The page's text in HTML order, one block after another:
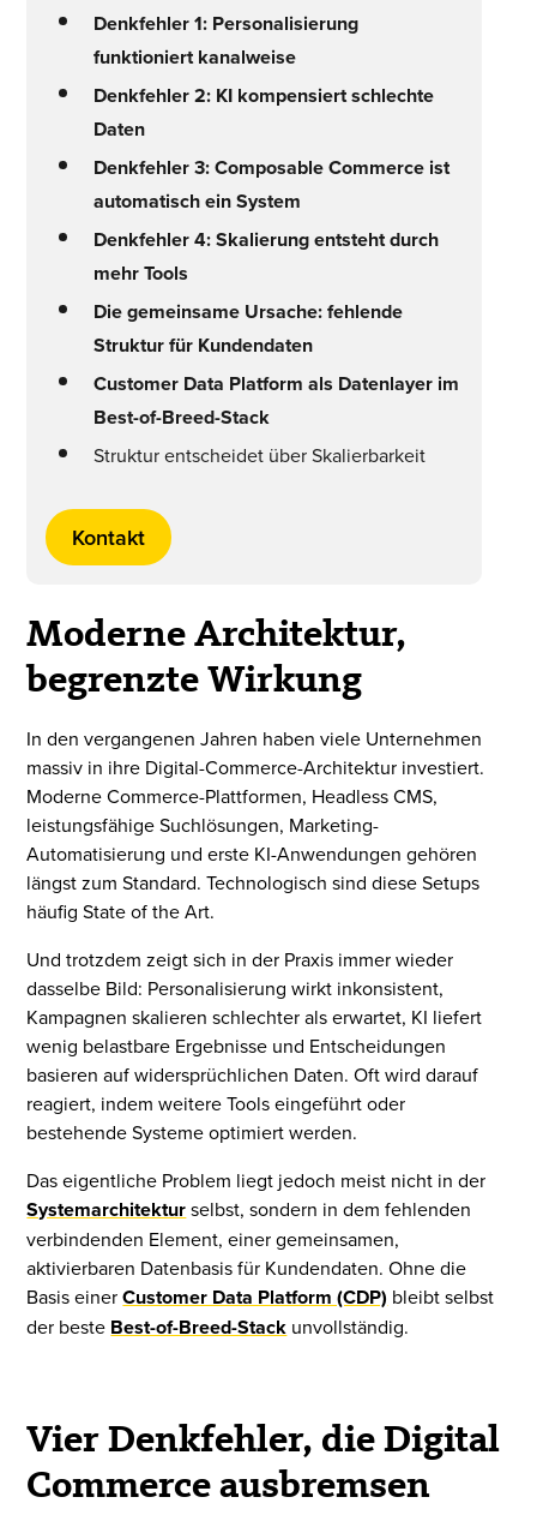
Denkfehler 1: Personalisierung
funktioniert kanalweise
Denkfehler 2: KI kompensiert schlechte
Daten
Denkfehler 3: Composable Commerce ist
automatisch ein System
Denkfehler 4: Skalierung entsteht durch
mehr Tools
Die gemeinsame Ursache: fehlende
Struktur für Kundendaten
Customer Data Platform als Datenlayer im
Best-of-Breed-Stack
Struktur entscheidet über Skalierbarkeit
Kontakt
Moderne Architektur,
begrenzte Wirkung
In den vergangenen Jahren haben viele Unternehmen
massiv in ihre Digital-Commerce-Architektur investiert.
Moderne Commerce-Plattformen, Headless CMS,
leistungsfähige Suchlösungen, Marketing-
Automatisierung und erste KI-Anwendungen gehören
längst zum Standard. Technologisch sind diese Setups
häufig State of the Art.
Und trotzdem zeigt sich in der Praxis immer wieder
dasselbe Bild: Personalisierung wirkt inkonsistent,
Kampagnen skalieren schlechter als erwartet, KI liefert
wenig belastbare Ergebnisse und Entscheidungen
basieren auf widersprüchlichen Daten. Oft wird darauf
reagiert, indem weitere Tools eingeführt oder
bestehende Systeme optimiert werden.
Das eigentliche Problem liegt jedoch meist nicht in der
Systemarchitekturselbst, sondern in dem fehlenden
verbindenden Element, einer gemeinsamen,
aktivierbaren Datenbasis für Kundendaten. Ohne die
Basis einerCustomer Data Platform (CDP) bleibt selbst
der beste Best-of-Breed-Stack unvollständig.
Vier Denkfehler, die Digital
Commerce ausbremsen